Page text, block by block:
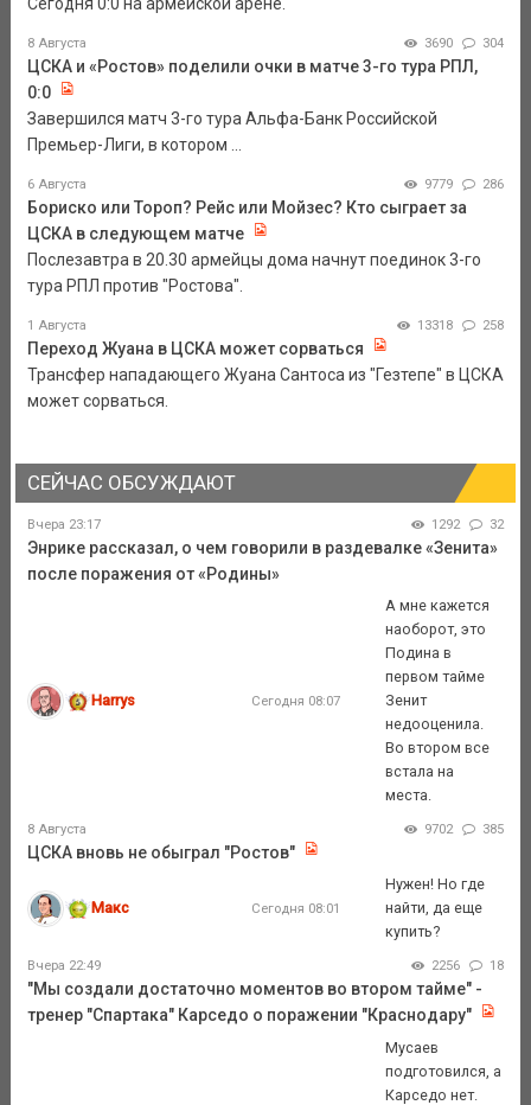
Сегодня 0:0 на армейской арене.
8 Августа 3690 304
ЦСКА и «Ростов» поделили очки в матче 3-го тура РПЛ,
0:0
Завершился матч 3-го тура Альфа-Банк Российской
Премьер-Лиги, в котором ...
6 Августа 9779 286
Бориско или Тороп? Рейс или Мойзес? Кто сыграет за
ЦСКА в следующем матче
Послезавтра в 20.30 армейцы дома начнут поединок 3-го
тура РПЛ против "Ростова".
1 Августа 13318 258
Переход Жуана в ЦСКА может сорваться
Трансфер нападающего Жуана Сантоса из "Гезтепе" в ЦСКА
может сорваться.
СЕЙЧАС ОБСУЖДАЮТ
Вчера 23:17 1292 32
Энрике рассказал, о чем говорили в раздевалке «Зенита»
после поражения от «Родины»
Harrys Сегодня 08:07
А мне кажется
наоборот, это
Подина в
первом тайме
Зенит
недооценила.
Во втором все
встала на
места.
8 Августа 9702 385
ЦСКА вновь не обыграл "Ростов"
Макс Сегодня 08:01
Нужен! Но где
найти, да еще
купить?
Вчера 22:49 2256 18
"Мы создали достаточно моментов во втором тайме" -
тренер "Спартака" Карседо о поражении "Краснодару"
Мусаев
подготовился, а
Карседо нет.